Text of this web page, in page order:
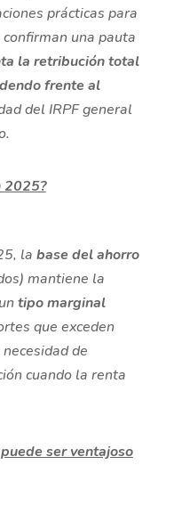
prácticas para
una pauta
la retribución total
frente al
del IRPF general
2025?
la base del ahorro
mantiene la
tipo marginal
que exceden
de
cuando la renta
ser ventajoso